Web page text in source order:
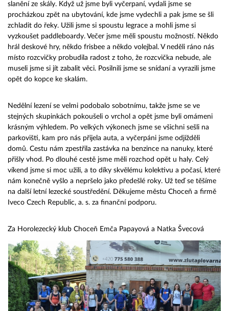
slanění ze skály. Když už jsme byli vyčerpaní, vydali jsme se
procházkou zpět na ubytování, kde jsme vydechli a pak jsme se šli
zchladit do řeky. Užili jsme si spoustu legrace a mohli jsme si
vyzkoušet paddleboardy. Večer jsme měli spoustu možností. Někdo
hrál deskové hry, někdo frisbee a někdo volejbal. V neděli ráno nás
místo rozcvičky probudila radost z toho, že rozcvička nebude, ale
museli jsme si jít zabalit věci. Posilnili jsme se snídaní a vyrazili jsme
opět do kopce ke skalám.
Nedělní lezení se velmi podobalo sobotnímu, takže jsme se ve
stejných skupinkách pokoušeli o vrchol a opět jsme byli omámeni
krásným výhledem. Po velkých výkonech jsme se všichni sešli na
parkovišti, kam pro nás přijela auta, a vyčerpáni jsme odjížděli
domů. Cestu nám zpestřila zastávka na benzince na nanuky, které
přišly vhod. Po dlouhé cestě jsme měli rozchod opět u haly. Celý
víkend jsme si moc užili, a to díky skvělému kolektivu a počasí, které
nám konečně vyšlo a nepršelo jako předešlé roky. Už teď se těšíme
na další letní lezecké soustředění. Děkujeme městu Choceň a firmě
Iveco Czech Republic, a. s. za finanční podporu.
Za Horolezecký klub Choceň Emča Papayová a Natka Švecová